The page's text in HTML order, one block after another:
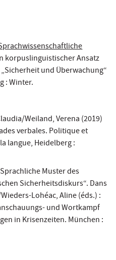
korpuslinguistischer Ansatz
und Überwachung“
: Winter.
Weiland, Verena (2019)
verbales. Politique et
langue, Heidelberg :
Muster des
Sicherheitsdiskurs“. Dans
Lohéac, Aline (éds.) :
und Wortkampf
in Krisenzeiten. München :